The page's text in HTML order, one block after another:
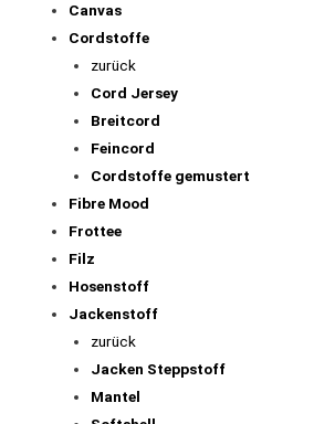
Canvas
Cordstoffe
zurück
Cord Jersey
Breitcord
Feincord
Cordstoffe gemustert
Fibre Mood
Frottee
Filz
Hosenstoff
Jackenstoff
zurück
Jacken Steppstoff
Mantel